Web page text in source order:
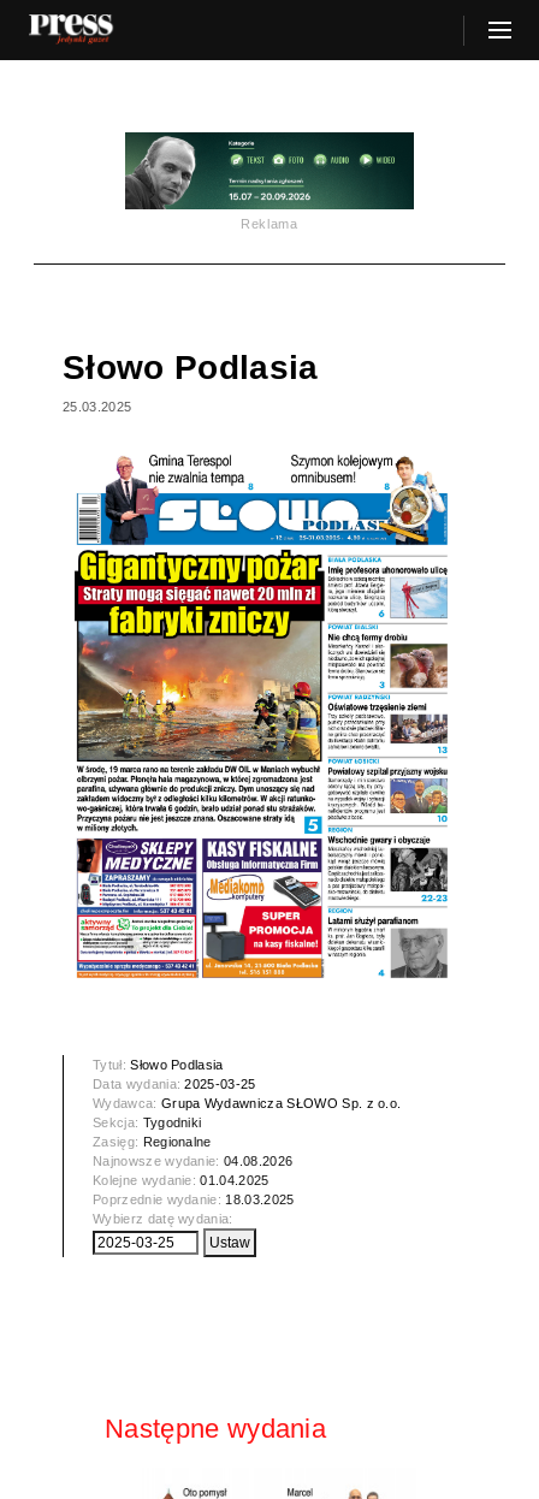
Reklama
Słowo Podlasia
25.03.2025
Tytuł:Słowo Podlasia
Data wydania:2025-03-25
Wydawca: Grupa Wydawnicza SŁOWO Sp. z o.o.
Sekcja: Tygodniki
Zasięg: Regionalne
Najnowsze wydanie:04.08.2026
Kolejne wydanie:01.04.2025
Poprzednie wydanie: 18.03.2025
Wybierz datę wydania:
Następne wydania